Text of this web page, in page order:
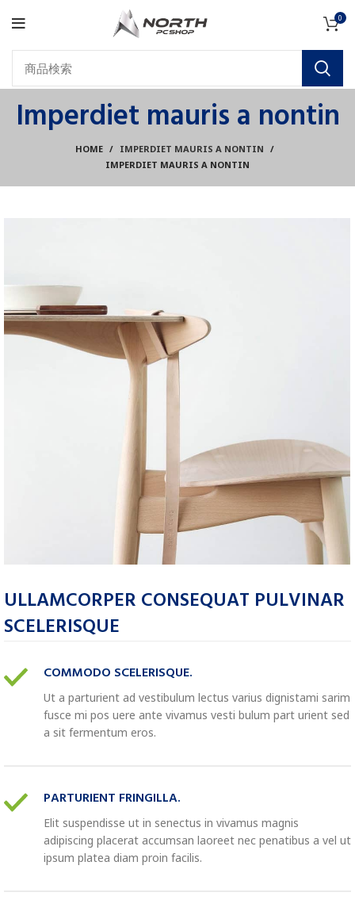
0
Imperdiet mauris a nontin
HOME
IMPERDIET MAURIS A NONTIN
IMPERDIET MAURIS A NONTIN
ULLAMCORPER CONSEQUAT PULVINAR
SCELERISQUE
COMMODO SCELERISQUE.
Ut a parturient ad vestibulum lectus varius dignistami sarim
fusce mi pos uere ante vivamus vesti bulum part urient sed
a sit fermentum eros.
PARTURIENT FRINGILLA.
Elit suspendisse ut in senectus in vivamus magnis
adipiscing placerat accumsan laoreet nec penatibus a vel ut
ipsum platea diam proin facilis.